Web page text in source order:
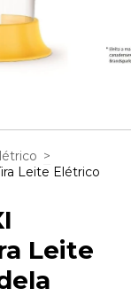
>
Leite Elétrico
Leite